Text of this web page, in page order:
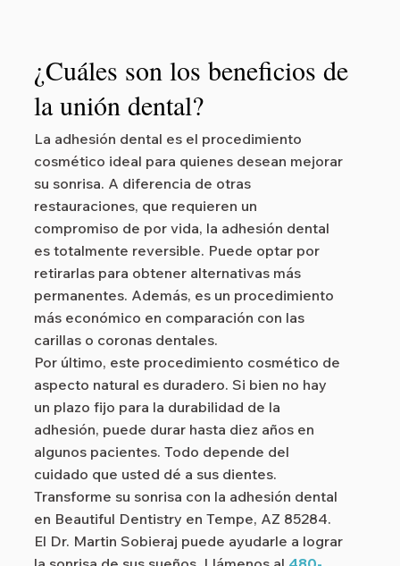
¿Cuáles son los beneficios de
la unión dental?
La adhesión dental es el procedimiento
cosmético ideal para quienes desean mejorar
su sonrisa. A diferencia de otras
restauraciones, que requieren un
compromiso de por vida, la adhesión dental
es totalmente reversible. Puede optar por
retirarlas para obtener alternativas más
permanentes. Además, es un procedimiento
más económico en comparación con las
carillas o coronas dentales.
Por último, este procedimiento cosmético de
aspecto natural es duradero. Si bien no hay
un plazo fijo para la durabilidad de la
adhesión, puede durar hasta diez años en
algunos pacientes. Todo depende del
cuidado que usted dé a sus dientes.
Transforme su sonrisa con la adhesión dental
en Beautiful Dentistry en Tempe, AZ 85284.
El Dr. Martin Sobieraj puede ayudarle a lograr